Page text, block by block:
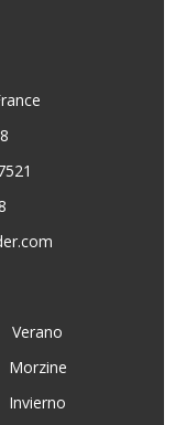
Verano
Morzine
Invierno